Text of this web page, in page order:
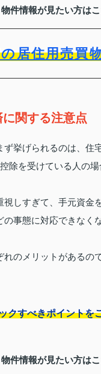
件情報が見たい方は
居住用売買
関する注意点
挙げられるのは、住
除を受けている人の
しすぎて、手元資金
事態に対応できなく
のメリットがある
クすべきポイントを
件情報が見たい方は